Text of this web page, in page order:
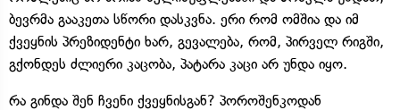
ბევრმა გააკეთა სწორი დასკვნა. ერი რომ ომშია და იმ
ქვეყნის პრეზიდენტი ხარ, გევალება, რომ, პირველ რიგში,
გქონდეს ძლიერი კაცობა, პატარა კაცი არ უნდა იყო.
რა გინდა შენ ჩვენი ქვეყნისგან? პოროშენკოდან